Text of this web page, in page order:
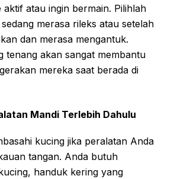
aktif atau ingin bermain. Pilihlah
merasa rileks atau setelah
dan merasa mengantuk.
tenang akan sangat membantu
mereka saat berada di
Mandi Terlebih Dahulu
kucing jika peralatan Anda
tangan. Anda butuh
handuk kering yang